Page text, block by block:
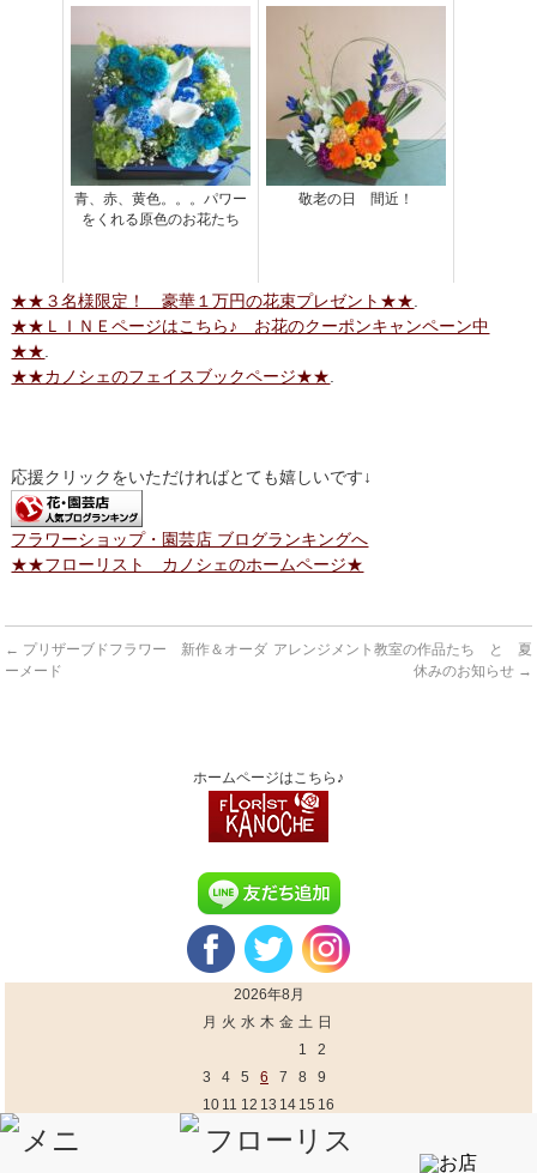
青、赤、黄色。。。パワー
をくれる原色のお花たち
敬老の日 間近！
★★３名様限定！ 豪華１万円の花束プレゼント★★
★★ＬＩＮＥページはこちら♪ お花のクーポンキャンペーン中
★★
★★カノシェのフェイスブックページ★★
応援クリックをいただければとても嬉しいです↓
フラワーショップ・園芸店 ブログランキングへ
★★フローリスト カノシェのホームページ★
← プリザーブドフラワー 新作＆オーダ
ーメード
アレンジメント教室の作品たち と 夏
休みのお知らせ →
ホームページはこちら♪
2026年8月
月 火 水 木 金 土 日
1
2
3
4 5 6 7 8
9
10 11 12 13 14 15 16
1718 19 22
23
29